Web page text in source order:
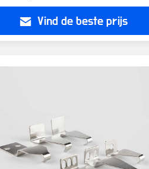
Vind de beste prijs